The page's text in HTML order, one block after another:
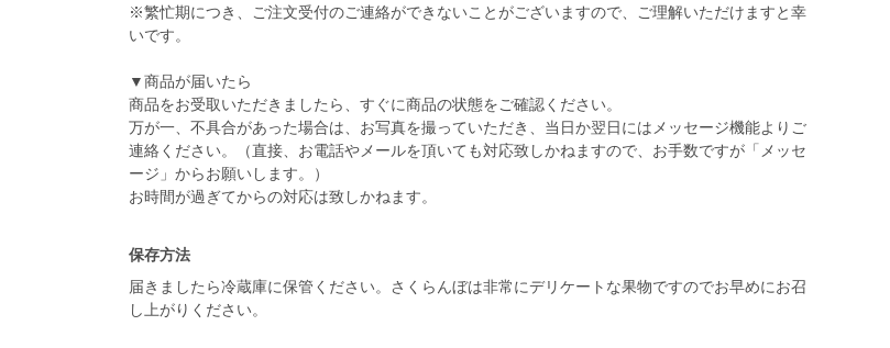
※繁忙期につき、ご注文受付のご連絡ができないことがございますので、ご理解いただけますと幸
いです。
▼商品が届いたら
商品をお受取いただきましたら、すぐに商品の状態をご確認ください。
万が一、不具合があった場合は、お写真を撮っていただき、当日か翌日にはメッセージ機能よりご
連絡ください。（直接、お電話やメールを頂いても対応致しかねますので、お手数ですが「メッセ
ージ」からお願いします。）
お時間が過ぎてからの対応は致しかねます。
保存方法
届きましたら冷蔵庫に保管ください。さくらんぼは非常にデリケートな果物ですのでお早めにお召
し上がりください。